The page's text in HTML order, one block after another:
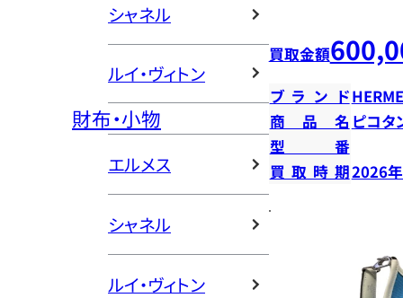
シャネル
ルイ・ヴィトン
財布・小物
エルメス
シャネル
ルイ・ヴィトン
買取金額
ブランド
商品名 ピコタ
型番
買取時期2026